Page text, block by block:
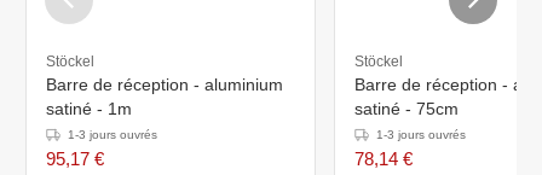
Stöckel
Barre de réception - aluminium
satiné - 1m
1-3 jours ouvrés
95,17 €
Stöckel
Barre de réception -
satiné - 75cm
1-3 jours ouvrés
78,14 €